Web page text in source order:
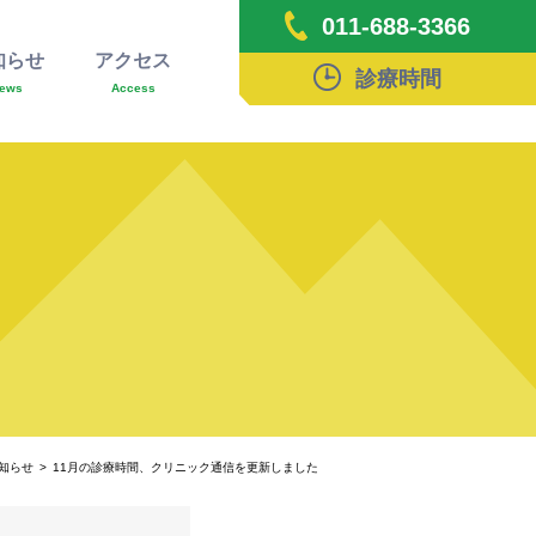
らせ アクセス
Access
011-688-3366
診療時間
らせ 11月の診療時間、クリニック通信を更新しました